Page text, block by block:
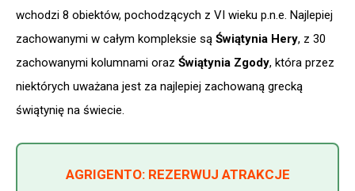
wchodzi 8 obiektów, pochodzących z VI wieku p.n.e. Najlepiej
zachowanymi w całym kompleksie są Świątynia Hery, z 30
zachowanymi kolumnami oraz Świątynia Zgody, która przez
niektórych uważana jest za najlepiej zachowaną grecką
świątynię na świecie.
AGRIGENTO: REZERWUJ ATRAKCJE